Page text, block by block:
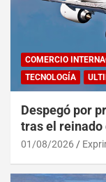
COMERCIO
TECNOLOGÍA
Despegó por
tras el reinado
01/08/2026